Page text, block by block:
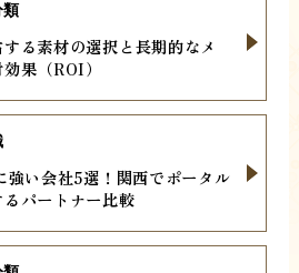
る素材の選択と長期的なメ
果（ROI）
類
い会社5選！関西でポータル
パートナー比較